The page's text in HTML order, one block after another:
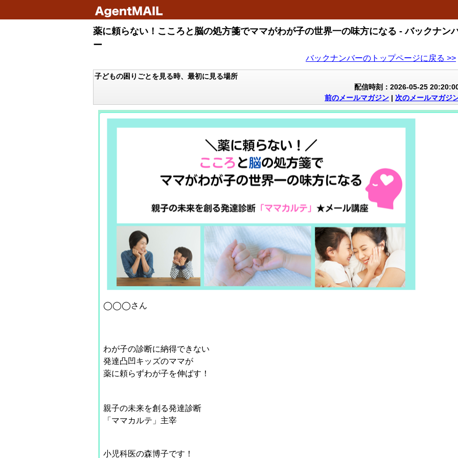
薬に頼らない！こころと脳の処方箋でママがわが子の世界一の味方になる - バックナン
ー
バックナンバーのトップページに戻る >>
子どもの困りごとを見る時、最初に見る場所
配信時刻：2026-05-25
前のメールマガジン | 次のメールマガジ
◯◯◯さん
わが子の診断に納得できない
発達凸凹キッズのママが
薬に頼らずわが子を伸ばす！
親子の未来を創る発達診断
「ママカルテ」主宰
小児科医の森博子です！